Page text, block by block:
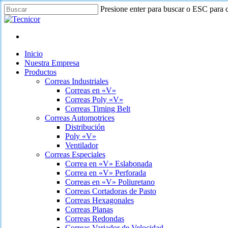
Skip
to
content
Presione enter para buscar o ESC para
Close
Menu
Menu
Inicio
Nuestra Empresa
Productos
Correas Industriales
Correas en «V»
Correas Poly «V»
Correas Timing Belt
Correas Automotrices
Distribución
Poly «V»
Ventilador
Correas Especiales
Correa en «V» Eslabonada
Correa en «V» Perforada
Correas en «V» Poliuretano
Correas Cortadoras de Pasto
Correas Hexagonales
Correas Planas
Correas Redondas